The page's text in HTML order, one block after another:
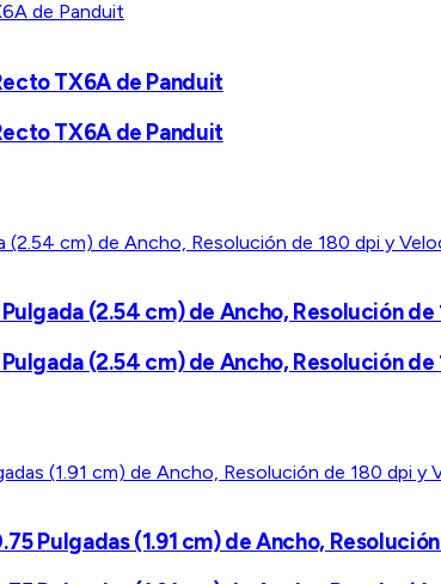
TX6A de Panduit
TX6A de Panduit
(2.54 cm) de Ancho, Resolución
(2.54 cm) de Ancho, Resolución
Pulgadas (1.91 cm) de Ancho,